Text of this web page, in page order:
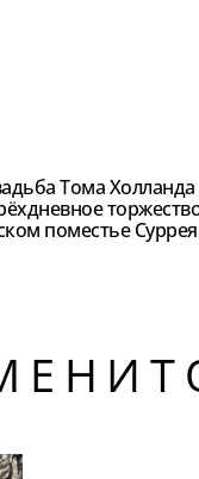
Тома Холланда
поместье Суррея